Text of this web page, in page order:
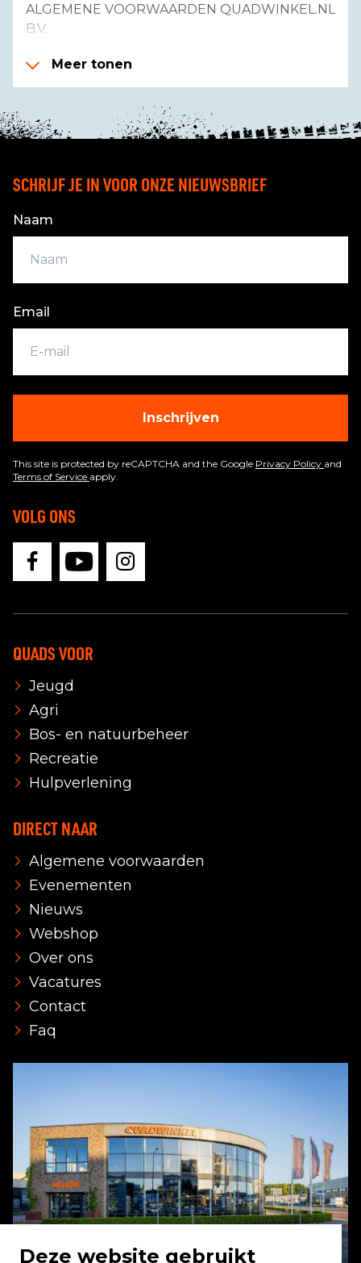
ALGEMENE VOORWAARDEN QUADWINKEL.NL
B.V.
Meer tonen
SCHRIJF JE IN VOOR ONZE NIEUWSBRIEF
Naam
Email
Inschrijven
This site is protected by reCAPTCHA and the Google Privacy Policy and
Terms of Service apply.
VOLG ONS
QUADS VOOR
Jeugd
Agri
Bos- en natuurbeheer
Recreatie
Hulpverlening
DIRECT NAAR
Algemene voorwaarden
Evenementen
Nieuws
Webshop
Over ons
Vacatures
Contact
Faq
Deze website gebruikt